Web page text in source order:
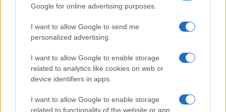
Google for online advertising purposes.
I want to allow Google to send me
personalized advertising.
I want to allow Google to enable storage
related to analytics like cookies on web or
device identifiers in apps.
I want to allow Google to enable storage
related to functionality of the website or app.
Quando il gioco di squadra insegna a vivere: calcio, storia e
valore educativo
NEWS